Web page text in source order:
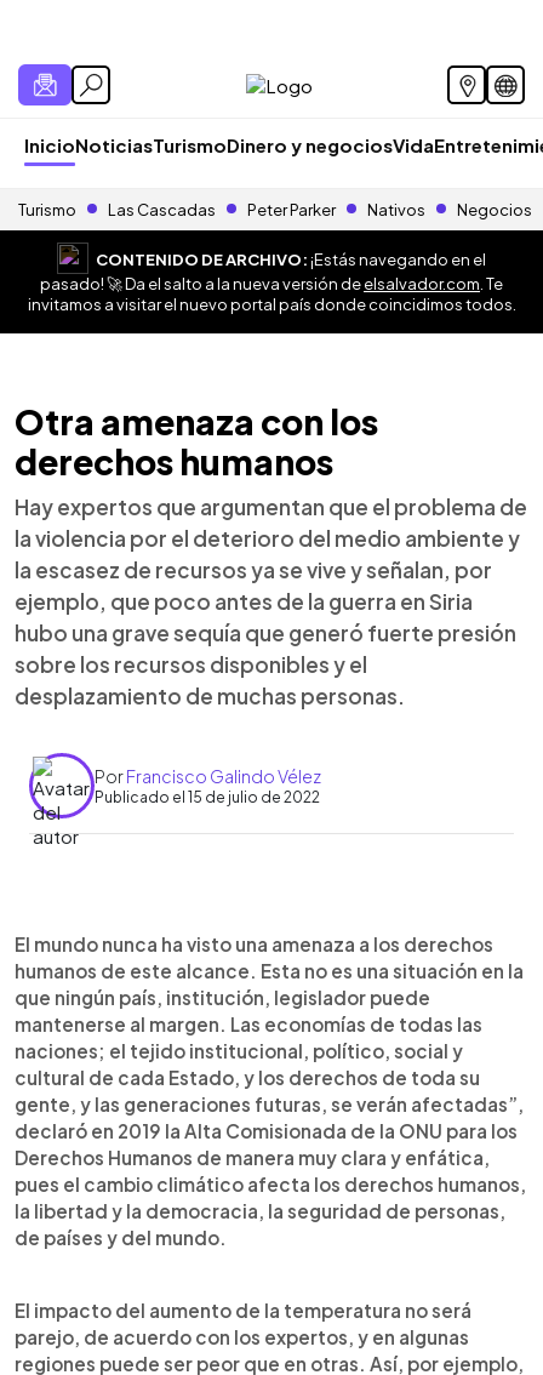
InicioNoticiasTurismoDinero y negociosVida
Turismo Las Cascadas Peter Parker Nativos Negocios
CONTENIDO DE ARCHIVO:¡Estás navegando en el
pasado! 🚀 Da el salto a la nueva versión deelsalvador.com . Te
invitamos a visitar el nuevo portal país donde coincidimos todos.
Otra amenaza con los
derechos humanos
Hay expertos que argumentan que el problema de
la violencia por el deterioro del medio ambiente y
la escasez de recursos ya se vive y señalan, por
ejemplo, que poco antes de la guerra en Siria
hubo una grave sequía que generó fuerte presión
sobre los recursos disponibles y el
desplazamiento de muchas personas.
PorFrancisco Galindo Vélez
Publicado el 15 de julio de 2022
► Escuchar artículo
El mundo nunca ha visto una amenaza a los derechos
humanos de este alcance. Esta no es una situación en la
que ningún país, institución, legislador puede
mantenerse al margen. Las economías de todas las
naciones; el tejido institucional, político, social y
cultural de cada Estado, y los derechos de toda su
gente, y las generaciones futuras, se verán afectadas”,
declaró en 2019 la Alta Comisionada de la ONU para los
Derechos Humanos de manera muy clara y enfática,
pues el cambio climático afecta los derechos humanos,
la libertad y la democracia, la seguridad de personas,
de países y del mundo.
El impacto del aumento de la temperatura no será
parejo, de acuerdo con los expertos, y en algunas
regiones puede ser peor que en otras. Así, por ejemplo,